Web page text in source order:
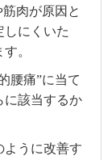
肉が原因と
しにくいた
。
腰痛”に当て
に該当するか
ように改善す